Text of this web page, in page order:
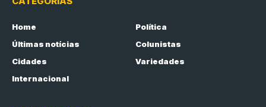
Home
Política
Últimas notícias
Colunistas
Cidades
Variedades
Internacional